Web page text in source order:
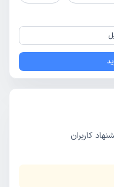
کاربران